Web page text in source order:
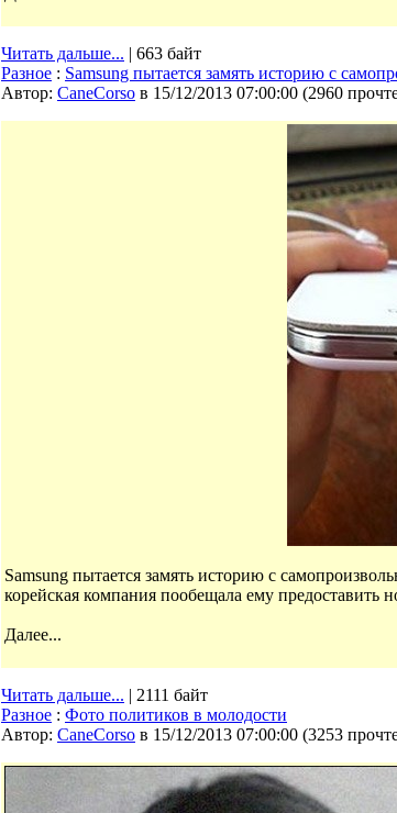
Читать дальше... | 663 байт
Разное : Samsung пытается замять историю с
Автор: CaneCorso в 15/12/2013 07:00:00 (2960
Samsung пытается замять историю с
корейская компания пообещала ему предоставить
Далее...
Читать дальше... | 2111 байт
Разное : Фото политиков в молодости
Автор: CaneCorso в 15/12/2013 07:00:00 (3253